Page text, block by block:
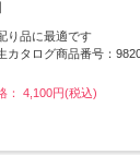
り品に最適です
カタログ商品番号：
： 4,100円(税込)